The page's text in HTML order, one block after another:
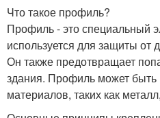
Что такое профиль?
Профиль - это специальный
используется для защиты от
Он также предотвращает
здания. Профиль может быть
материалов, таких как